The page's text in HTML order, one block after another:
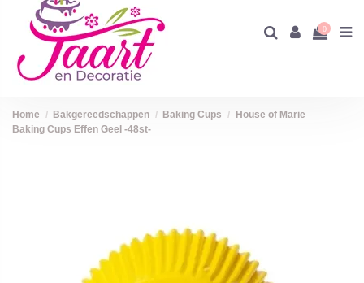
0
Home Bakgereedschappen Baking Cups
House of Marie
Baking Cups Effen Geel -48st-